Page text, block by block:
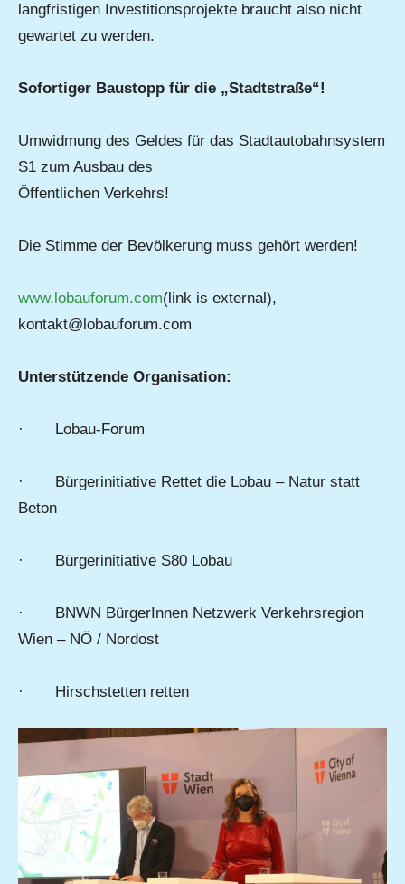
langfristigen Investitionsprojekte braucht also nicht
gewartet zu werden.
Sofortiger Baustopp für die „Stadtstraße“!
Umwidmung des Geldes für das Stadtautobahnsystem
S1 zum Ausbau des
Öffentlichen Verkehrs!
Die Stimme der Bevölkerung muss gehört werden!
www.lobauforum.com(link is external),
kontakt@lobauforum.com
Unterstützende Organisation:
· Lobau-Forum
· Bürgerinitiative Rettet die Lobau – Natur statt
Beton
· Bürgerinitiative S80 Lobau
· BNWN BürgerInnen Netzwerk Verkehrsregion
Wien – NÖ / Nordost
· Hirschstetten retten